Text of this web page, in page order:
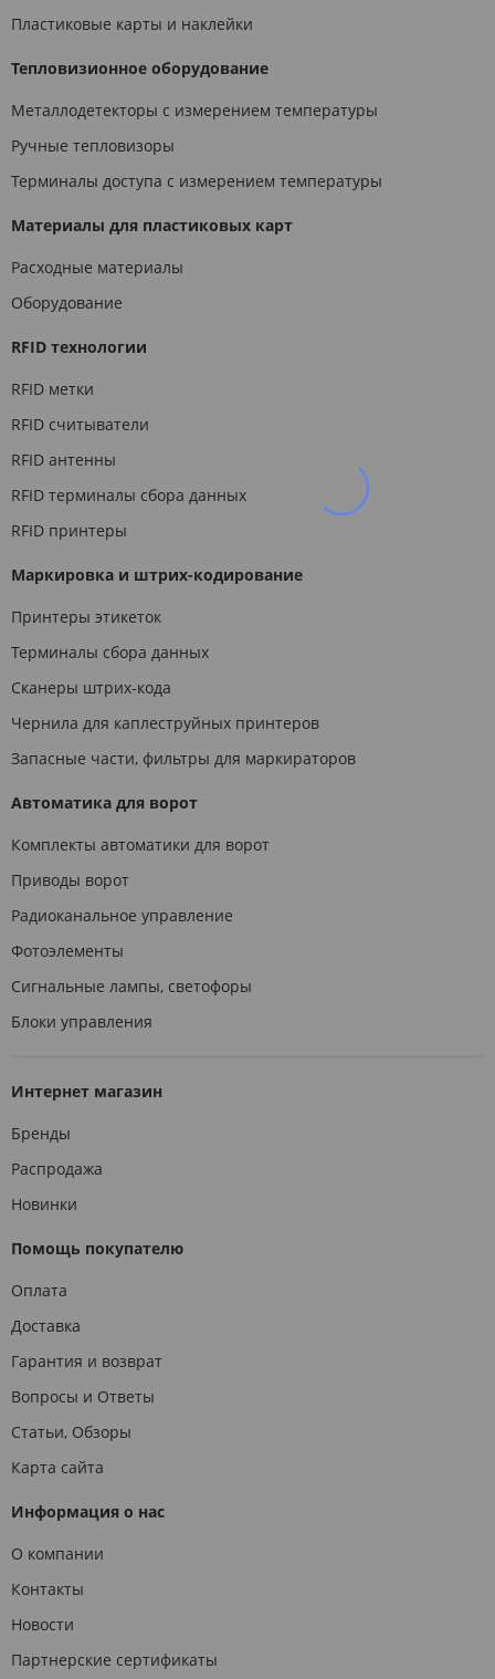
Пластиковые карты и наклейки
Тепловизионное оборудование
Металлодетекторы с измерением температуры
Ручные тепловизоры
Терминалы доступа с измерением температуры
Материалы для пластиковых карт
Расходные материалы
Оборудование
RFID технологии
RFID метки
RFID считыватели
RFID антенны
RFID терминалы сбора данных
RFID принтеры
Маркировка и штрих-кодирование
Принтеры этикеток
Терминалы сбора данных
Сканеры штрих-кода
Чернила для каплеструйных принтеров
Запасные части, фильтры для маркираторов
Автоматика для ворот
Комплекты автоматики для ворот
Приводы ворот
Радиоканальное управление
Фотоэлементы
Сигнальные лампы, светофоры
Блоки управления
Интернет магазин
Бренды
Распродажа
Новинки
Помощь покупателю
Оплата
Доставка
Гарантия и возврат
Вопросы и Ответы
Статьи, Обзоры
Карта сайта
Информация о нас
О компании
Контакты
Новости
Партнерские сертификаты